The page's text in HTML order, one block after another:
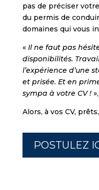
pas de préciser
du permis de
domaines qui vous
« Il ne faut pas
disponibilités.
l’expérience d’une
et prisée. Et en
sympa à votre CV !
Alors, à vos CV,
POSTULEZ